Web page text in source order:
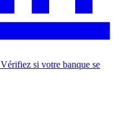
Vérifiez si votre banque se